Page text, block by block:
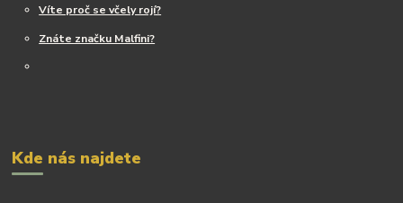
Víte proč se včely rojí?
Znáte značku Malfini?
Kde nás najdete